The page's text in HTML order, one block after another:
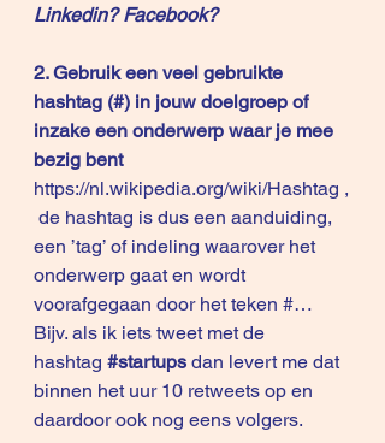
Linkedin? Facebook?
2. Gebruik een veel gebruikte
hashtag (#) in jouw doelgroep of
inzake een onderwerp waar je mee
bezig bent
https://nl.wikipedia.org/wiki/Hashtag ,
de hashtag is dus een aanduiding,
een ’tag’ of indeling waarover het
onderwerp gaat en wordt
voorafgegaan door het teken #…
Bijv. als ik iets tweet met de
hashtag #startups dan levert me dat
binnen het uur 10 retweets op en
daardoor ook nog eens volgers.